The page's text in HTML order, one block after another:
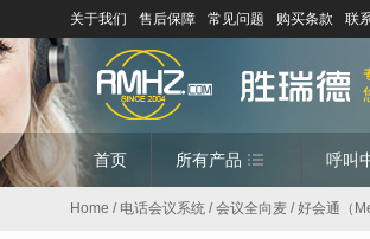
关于我们 售后保障 常见问题 购买条款 联
首页 所有产品 呼叫
Home / 电话会议系统 /会议全向麦 / 好会通（